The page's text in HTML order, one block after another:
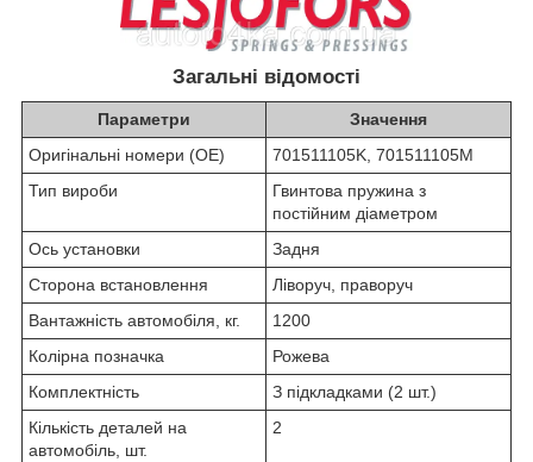
Загальні відомості
Параметри
Значення
Оригінальні номери (OE)
701511105K, 701511105M
Тип вироби
Гвинтова пружина з
постійним діаметром
Ось установки
Задня
Сторона встановлення
Ліворуч, праворуч
Вантажність автомобіля, кг.
1200
Колірна позначка
Рожева
Комплектність
З підкладками (2 шт.)
Кількість деталей на
автомобіль, шт.
2